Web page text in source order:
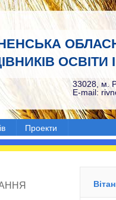
ОСВІТИ
33028, м.
E-mail:
Проекти